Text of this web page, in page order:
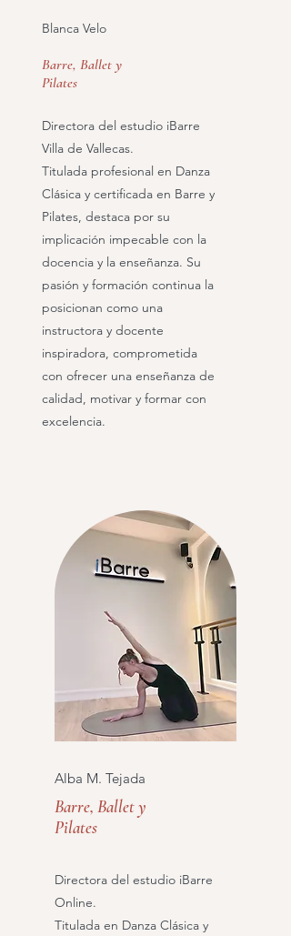
Blanca Velo
Barre, Ballet y
Pilates
Directora del estudio iBarre
Villa de Vallecas.
Titulada profesional en Danza
Clásica y certificada en Barre y
Pilates, destaca por su
implicación impecable con la
docencia y la enseñanza. Su
pasión y formación continua la
posicionan como una
instructora y docente
inspiradora, comprometida
con ofrecer una enseñanza de
calidad, motivar y formar con
excelencia.
Alba M. Tejada
Barre, Ballet y
Pilates
Directora del estudio iBarre
Online.
Titulada en Danza Clásica y